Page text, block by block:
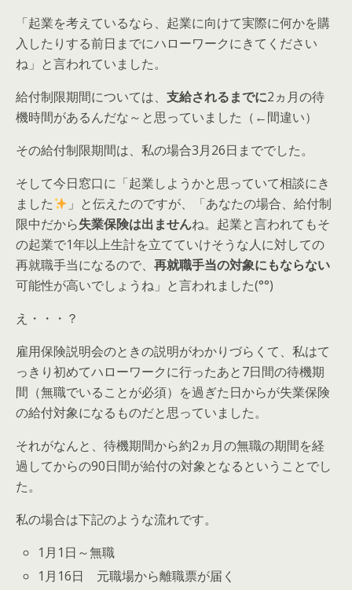
「起業を考えているなら、起業に向けて実際に何かを購
入したりする前日までにハローワークにきてください
ね」と言われていました。
給付制限期間については、 支給されるまでに2ヵ月の待
機時間があるんだな～と思っていました（←間違い）
その給付制限期間は、私の場合3月26日まででした。
そして今日窓口に「起業しようかと思っていて相談にき
ました
」と伝えたのですが、「あなたの場合、給付制
限中だから失業保険は出ませんね。起業と言われてもそ
の起業で1年以上生計を立てていけそうな人に対しての
再就職手当になるので、 再就職手当の対象にもならない
可能性が高いでしょうね」と言われました(°°)
え・・・？
雇用保険説明会のときの説明がわかりづらくて、私はて
っきり初めてハローワークに行ったあと7日間の待機期
間（無職でいることが必須）を過ぎた日からが失業保険
の給付対象になるものだと思っていました。
それがなんと、待機期間から約2ヵ月の無職の期間を経
過してからの90日間が給付の対象となるということでし
た。
私の場合は下記のような流れです。
1月1日～無職
1月16日 元職場から離職票が届く